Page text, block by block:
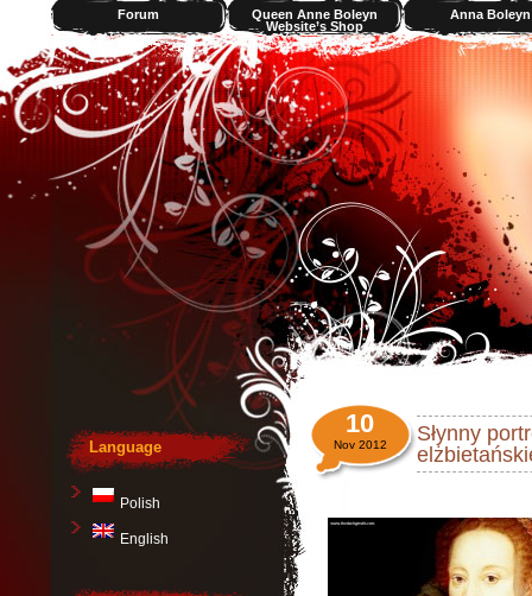
Forum
Queen Anne Boleyn
Website’s Shop
Anna Boleyn
Videos
Słynny
10
Nov 2012
Language
Polish
English